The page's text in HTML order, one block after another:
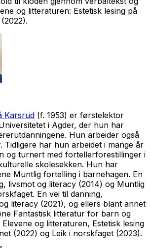
og litteraturen: Estetisk lesing på
(2022).
Karsrud (f. 1953) er førstelektor
i Agder, der hun har
Hun arbeider også
Tidligere har hun arbeidet i mange år
og turnert med fortellerforestillinger i
skolesekken. Hun har
Muntlig fortelling i barnehagen. En
livsmot og literacy (2014) og Muntlig
En vei til danning,
literacy (2021), og ellers blant annet
Fantastisk litteratur for barn og
Elevene og litteraturen, Estetisk lesing
(2022) og Leik i norskfaget (2023).